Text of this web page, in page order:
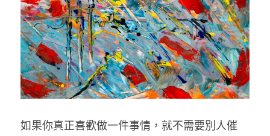
母語葡萄園
神學淺說
信仰生活
好書櫥窗
厝邊頭尾
如果你真正喜歡做一件事情，就不需要別人催